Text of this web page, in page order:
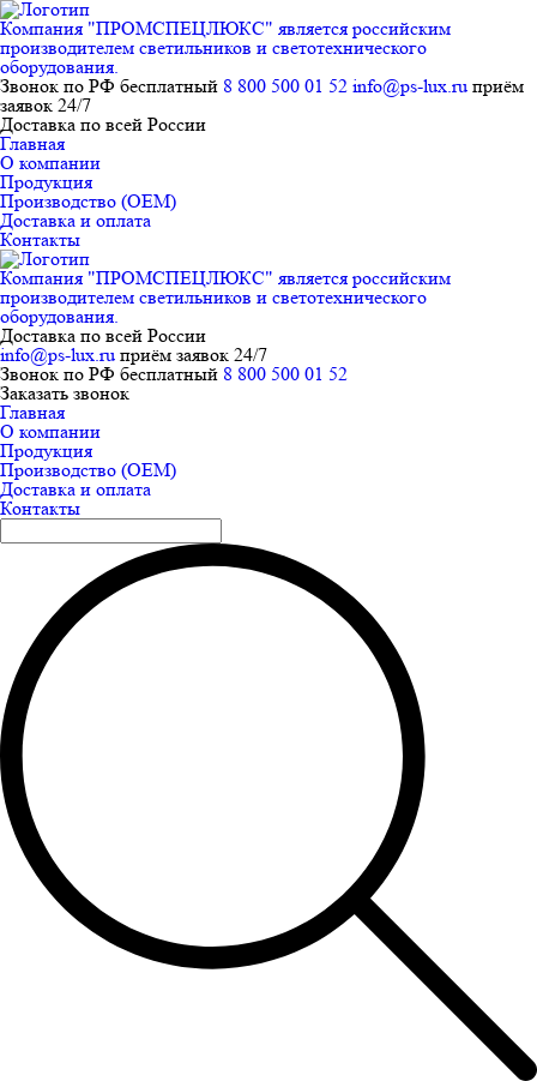
Компания "ПРОМСПЕЦЛЮКС" является российским
производителем светильников и светотехнического
оборудования.
Звонок по РФ бесплатный 8 800 500 01 52 info@ps-lux.ru приём
заявок 24/7
Доставка по всей России
Главная
О компании
Продукция
Производство (ОЕМ)
Доставка и оплата
Контакты
Компания "ПРОМСПЕЦЛЮКС" является российским
производителем светильников и светотехнического
оборудования.
Доставка по всей России
info@ps-lux.ru приём заявок 24/7
Звонок по РФ бесплатный 8 800 500 01 52
Заказать звонок
Главная
О компании
Продукция
Производство (ОЕМ)
Доставка и оплата
Контакты